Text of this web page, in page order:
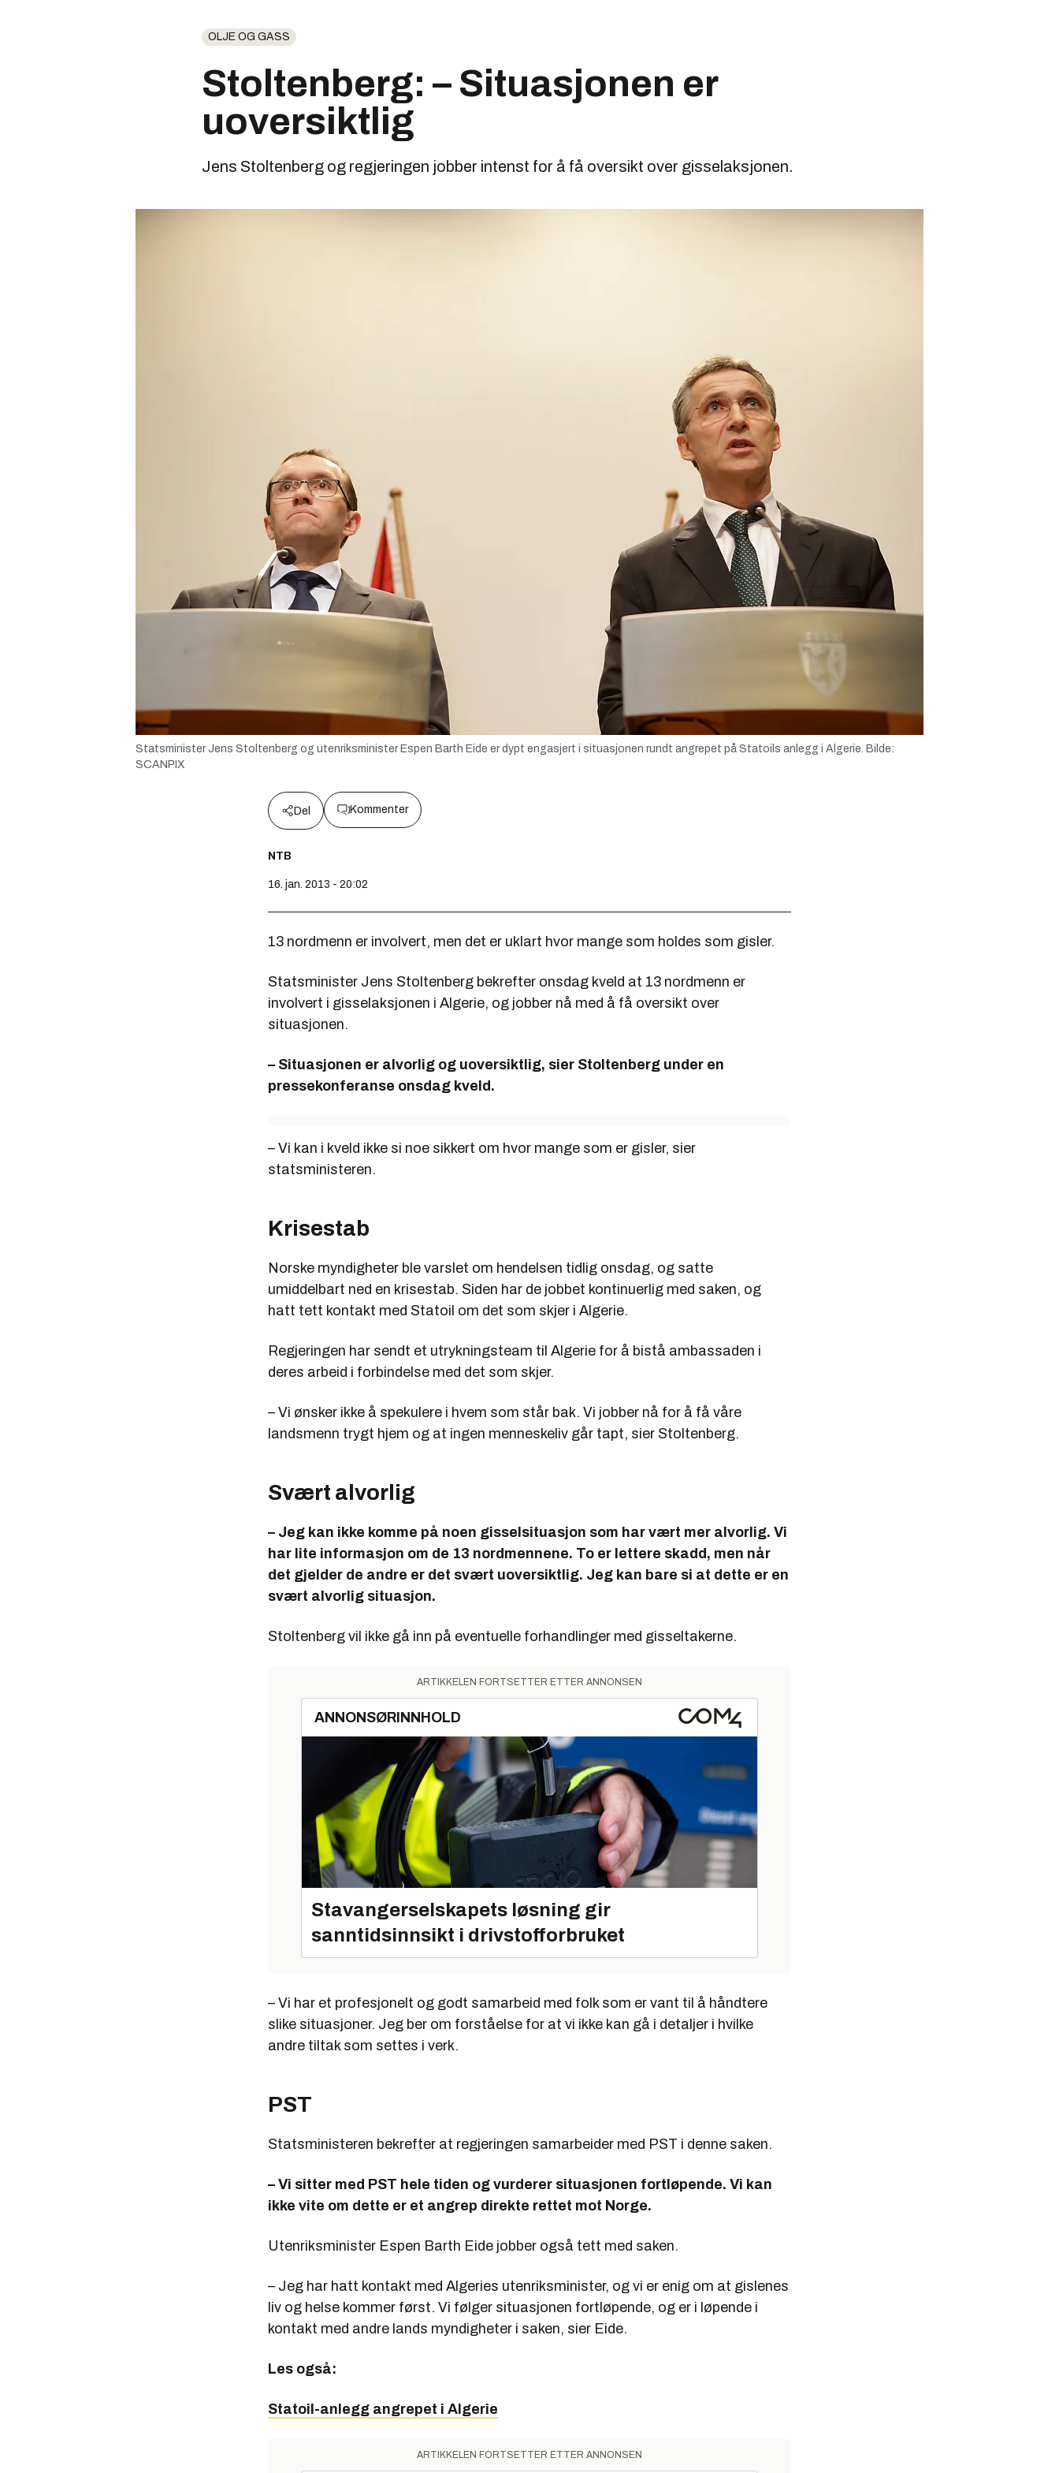
OLJE OG GASS
Stoltenberg: – Situasjonen er
uoversiktlig
Jens Stoltenberg og regjeringen jobber intenst for å få oversikt over gisselaksjonen.
Statsminister Jens Stoltenberg og utenriksminister Espen Barth Eide er dypt engasjert i situasjonen rundt angrepet på Statoils anlegg i Algerie. Bilde:
SCANPIX
Del Kommenter
NTB
16. jan. 2013 - 20:02
13 nordmenn er involvert, men det er uklart hvor mange som holdes som gisler.
Statsminister Jens Stoltenberg bekrefter onsdag kveld at 13 nordmenn er
involvert i gisselaksjonen i Algerie, og jobber nå med å få oversikt over
situasjonen.
– Situasjonen er alvorlig og uoversiktlig, sier Stoltenberg under en
pressekonferanse onsdag kveld.
– Vi kan i kveld ikke si noe sikkert om hvor mange som er gisler, sier
statsministeren.
Krisestab
Norske myndigheter ble varslet om hendelsen tidlig onsdag, og satte
umiddelbart ned en krisestab. Siden har de jobbet kontinuerlig med saken, og
hatt tett kontakt med Statoil om det som skjer i Algerie.
Regjeringen har sendt et utrykningsteam til Algerie for å bistå ambassaden i
deres arbeid i forbindelse med det som skjer.
– Vi ønsker ikke å spekulere i hvem som står bak. Vi jobber nå for å få våre
landsmenn trygt hjem og at ingen menneskeliv går tapt, sier Stoltenberg.
Svært alvorlig
– Jeg kan ikke komme på noen gisselsituasjon som har vært mer alvorlig. Vi
har lite informasjon om de 13 nordmennene. To er lettere skadd, men når
det gjelder de andre er det svært uoversiktlig. Jeg kan bare si at dette er en
svært alvorlig situasjon.
Stoltenberg vil ikke gå inn på eventuelle forhandlinger med gisseltakerne.
ARTIKKELEN FORTSETTER ETTER ANNONSEN
ANNONSØRINNHOLD
Stavangerselskapets løsning gir
sanntidsinnsikt i drivstofforbruket
– Vi har et profesjonelt og godt samarbeid med folk som er vant til å håndtere
slike situasjoner. Jeg ber om forståelse for at vi ikke kan gå i detaljer i hvilke
andre tiltak som settes i verk.
PST
Statsministeren bekrefter at regjeringen samarbeider med PST i denne saken.
– Vi sitter med PST hele tiden og vurderer situasjonen fortløpende. Vi kan
ikke vite om dette er et angrep direkte rettet mot Norge.
Utenriksminister Espen Barth Eide jobber også tett med saken.
– Jeg har hatt kontakt med Algeries utenriksminister, og vi er enig om at gislenes
liv og helse kommer først. Vi følger situasjonen fortløpende, og er i løpende i
kontakt med andre lands myndigheter i saken, sier Eide.
Les også:
Statoil-anlegg angrepet i Algerie
ARTIKKELEN FORTSETTER ETTER ANNONSEN